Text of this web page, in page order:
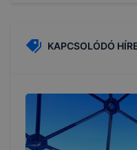
KAPCSOLÓDÓ